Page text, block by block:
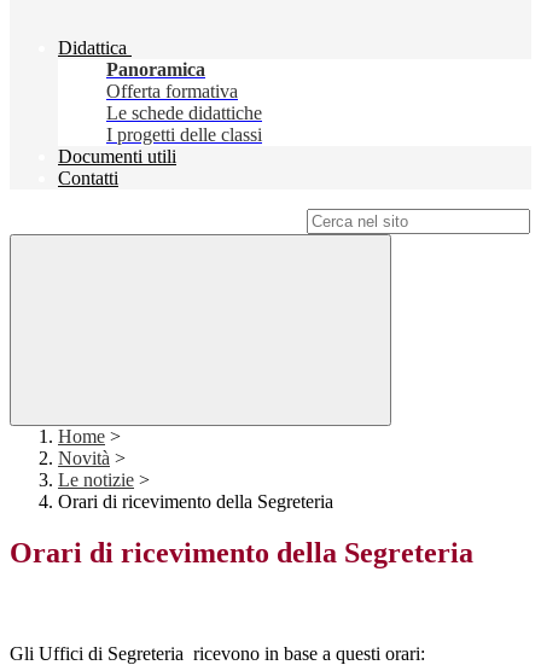
Didattica
Panoramica
Offerta formativa
Le schede didattiche
I progetti delle classi
Documenti utili
Contatti
Home >
Novità >
Le notizie >
Orari di ricevimento della Segreteria
Orari di ricevimento della Segreteria
Gli Uffici di Segreteria ricevono in base a questi orari: